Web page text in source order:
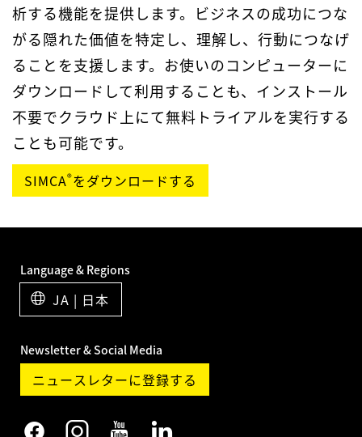
析する機能を提供します。ビジネスの成功につな
がる隠れた価値を特定し、理解し、行動につなげ
ることを支援します。お使いのコンピューターに
ダウンロードして利用することも、インストール
不要でクラウド上にて無料トライアルを実行する
ことも可能です。
SIMCA®をダウンロードする
Language & Regions
JA | 日本
Newsletter & Social Media
ニュースレターに登録する